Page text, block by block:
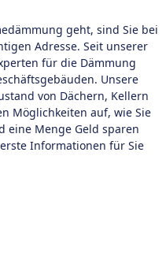
geht, sind Sie bei
Adresse. Seit unserer
für die Dämmung
Unsere
von Dächern, Kellern
Möglichkeiten auf, wie Sie
eine Menge Geld sparen
Informationen für Sie